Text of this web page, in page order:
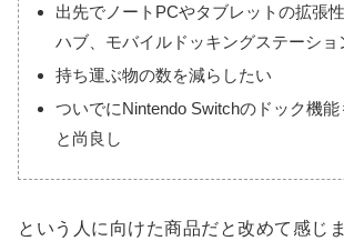
出先でノートPCやタブレットの拡張
ハブ、モバイルドッキングステーショ
持ち運ぶ物の数を減らしたい
ついでにNintendo Switchのドック機能
と尚良し
という人に向けた商品だと改めて感じま